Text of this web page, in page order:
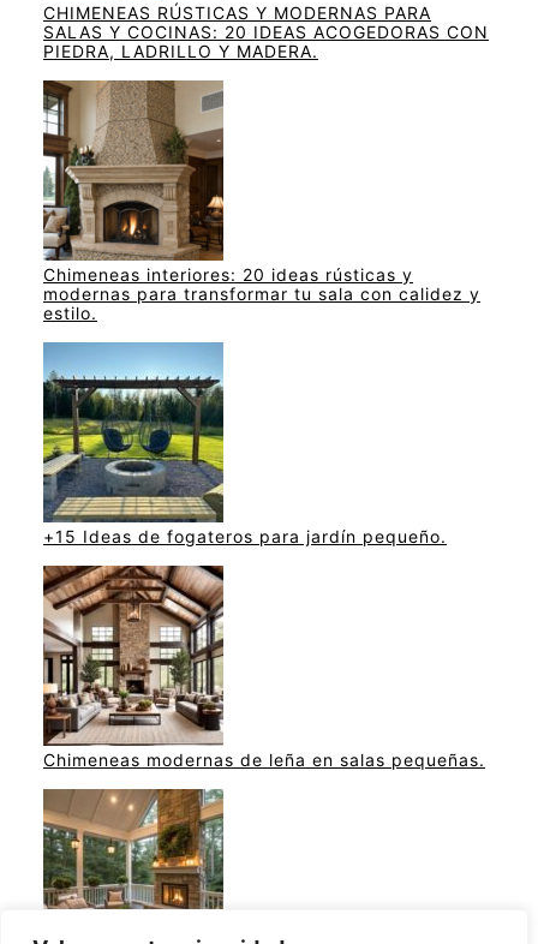
CHIMENEAS RÚSTICAS Y MODERNAS PARA
SALAS Y COCINAS: 20 IDEAS ACOGEDORAS CON
PIEDRA, LADRILLO Y MADERA.
Chimeneas interiores: 20 ideas rústicas y
modernas para transformar tu sala con calidez y
estilo.
+15 Ideas de fogateros para jardín pequeño.
Chimeneas modernas de leña en salas pequeñas.